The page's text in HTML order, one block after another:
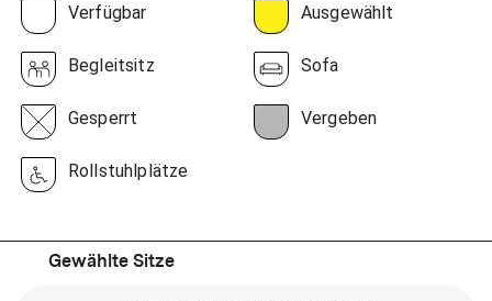
Verfügbar Ausgewählt
Begleitsitz Sofa
Gesperrt Vergeben
Rollstuhlplätze
Gewählte Sitze